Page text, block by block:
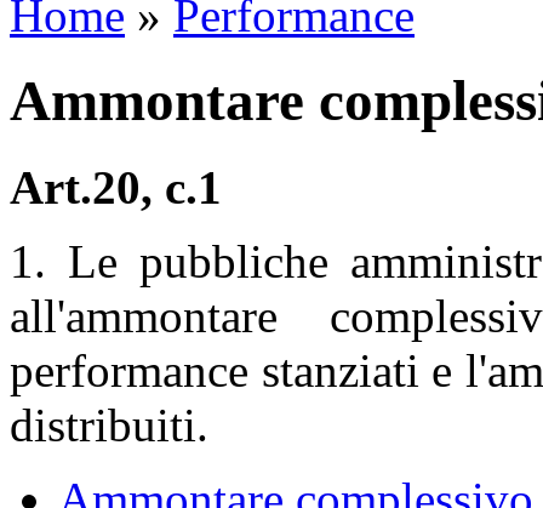
Home » Performance
Ammontare
Art.20, c.1
1. Le pubbliche
all'ammontare
performance stanziati e
distribuiti.